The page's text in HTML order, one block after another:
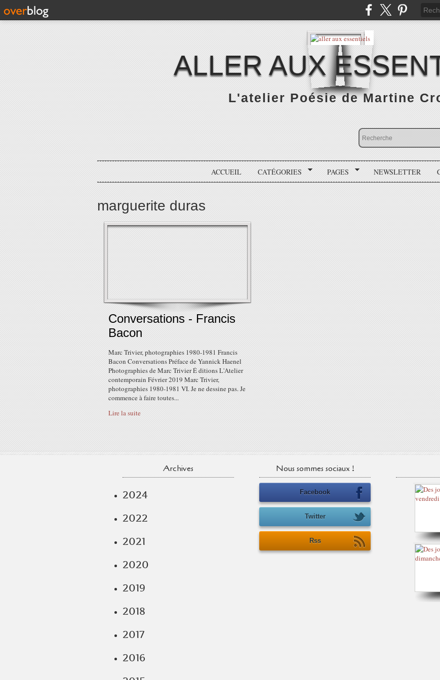
ALLER AUX
L'atelier Poésie de Martine
ACCUEIL CATÉGORIES PAGES NEWSLETTER
marguerite duras
Conversations - Francis
Bacon
Marc Trivier, photographies 1980-1981 Francis
Bacon Conversations Préface de Yannick Haenel
Photographies de Marc Trivier É ditions L'Atelier
contemporain Février 2019 Marc Trivier,
photographies 1980-1981 VI. Je ne dessine pas. Je
commence à faire toutes...
Lire la suite
Archives
2024
2022
2021
2020
2019
2018
2017
2016
Nous sommes sociaux !
Facebook
Twitter
Rss